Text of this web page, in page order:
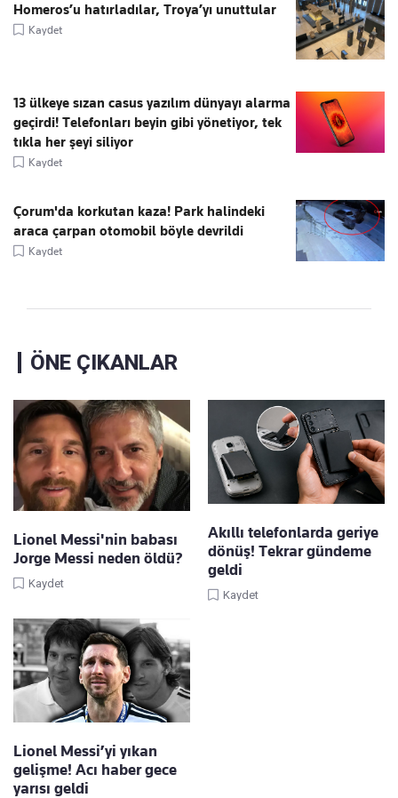
Homeros’u hatırladılar, Troya’yı unuttular
Kaydet
13 ülkeye sızan casus yazılım dünyayı alarma
geçirdi! Telefonları beyin gibi yönetiyor, tek
tıkla her şeyi siliyor
Kaydet
Çorum'da korkutan kaza! Park halindeki
araca çarpan otomobil böyle devrildi
Kaydet
ÖNE ÇIKANLAR
Lionel Messi'nin babası
Jorge Messi neden öldü?
Kaydet
Akıllı telefonlarda geriye
dönüş! Tekrar gündeme
geldi
Kaydet
Lionel Messi’yi yıkan
gelişme! Acı haber gece
yarısı geldi